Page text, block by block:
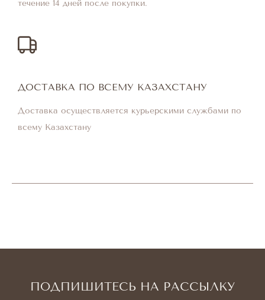
течение 14 дней после покупки.
ДОСТАВКА ПО ВСЕМУ КАЗАХСТАНУ
Доставка осуществляется курьерскими службами по
всему Казахстану
ПОДПИШИТЕСЬ НА РАССЫЛКУ